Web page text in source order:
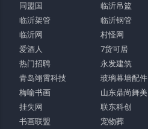
同盟国
临沂吊篮
临沂架管
临沂钢管
临沂网
村怪网
爱酒人
7货可居
热门招聘
永发建筑
青岛翊霄科技
玻璃幕墙配件
梅喻书画
山东鼎尚舞美
挂失网
联东科创
书画联盟
宠物葬